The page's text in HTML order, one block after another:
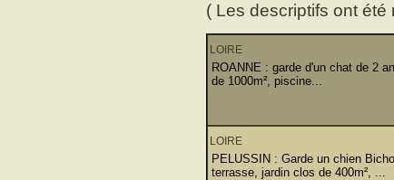
( Les descriptifs ont
LOIRE
ROANNE : garde d'un chat de 2
de 1000m², piscine...
LOIRE
PELUSSIN : Garde un chien
terrasse, jardin clos de 400m², ...